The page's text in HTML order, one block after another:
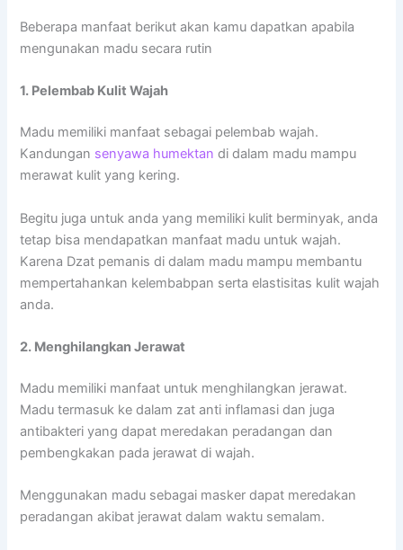
Beberapa manfaat berikut akan kamu dapatkan apabila
mengunakan madu secara rutin
1. Pelembab Kulit Wajah
Madu memiliki manfaat sebagai pelembab wajah.
Kandungan senyawa humektan di dalam madu mampu
merawat kulit yang kering.
Begitu juga untuk anda yang memiliki kulit berminyak, anda
tetap bisa mendapatkan manfaat madu untuk wajah.
Karena Dzat pemanis di dalam madu mampu membantu
mempertahankan kelembabpan serta elastisitas kulit wajah
anda.
2. Menghilangkan Jerawat
Madu memiliki manfaat untuk menghilangkan jerawat.
Madu termasuk ke dalam zat anti inflamasi dan juga
antibakteri yang dapat meredakan peradangan dan
pembengkakan pada jerawat di wajah.
Menggunakan madu sebagai masker dapat meredakan
peradangan akibat jerawat dalam waktu semalam.